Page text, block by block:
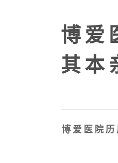
博 爱
其 本
博 爱 医 院 历